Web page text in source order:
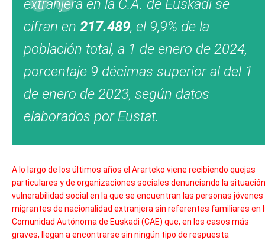
extranjera en la C.A. de Euskadi se
cifran en 217.489, el 9,9% de la
población total, a 1 de enero de 2024,
porcentaje 9 décimas superior al del 1
de enero de 2023, según datos
elaborados por Eustat.
A lo largo de los últimos años el Ararteko viene recibiendo quejas
particulares y de organizaciones sociales denunciando la
vulnerabilidad social en la que se encuentran las personas jóvenes
migrantes de nacionalidad extranjera sin referentes familiares en
Comunidad Autónoma de Euskadi (CAE) que, en los casos más
graves, llegan a encontrarse sin ningún tipo de respuesta